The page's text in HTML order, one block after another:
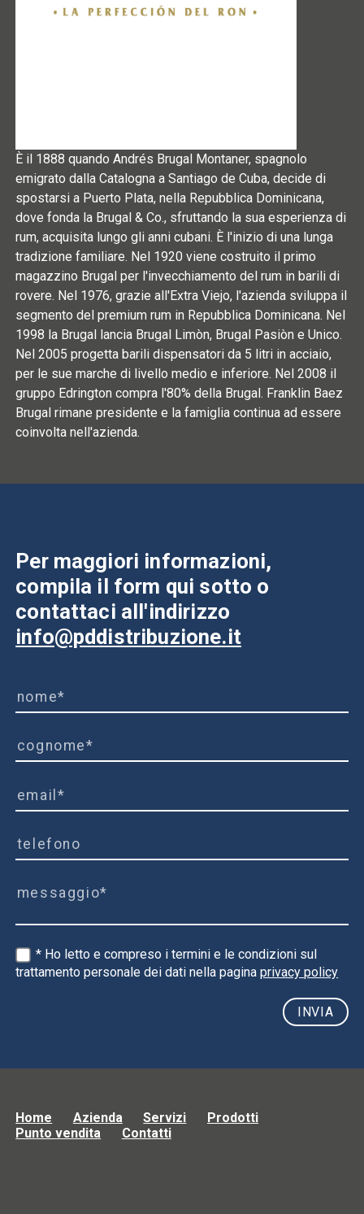
È il 1888 quando Andrés Brugal Montaner, spagnolo
emigrato dalla Catalogna a Santiago de Cuba, decide di
spostarsi a Puerto Plata, nella Repubblica Dominicana,
dove fonda la Brugal & Co., sfruttando la sua esperienza di
rum, acquisita lungo gli anni cubani. È l'inizio di una lunga
tradizione familiare. Nel 1920 viene costruito il primo
magazzino Brugal per l'invecchiamento del rum in barili di
rovere. Nel 1976, grazie all'Extra Viejo, l'azienda sviluppa il
segmento del premium rum in Repubblica Dominicana. Nel
1998 la Brugal lancia Brugal Limòn, Brugal Pasiòn e Unico.
Nel 2005 progetta barili dispensatori da 5 litri in acciaio,
per le sue marche di livello medio e inferiore. Nel 2008 il
gruppo Edrington compra l'80% della Brugal. Franklin Baez
Brugal rimane presidente e la famiglia continua ad essere
coinvolta nell'azienda.
Per maggiori informazioni,
compila il form qui sotto o
contattaci all'indirizzo
info@pddistribuzione.it
* Ho letto e compreso i termini e le condizioni sul
trattamento personale dei dati nella paginaprivacy policy
Home Azienda Servizi
Prodotti
Punto vendita
Contatti